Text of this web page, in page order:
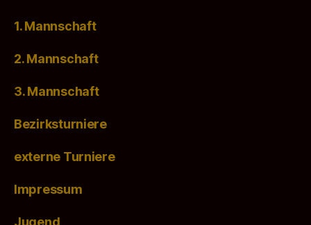
1. Mannschaft
2. Mannschaft
3. Mannschaft
Bezirksturniere
externe Turniere
Impressum
Jugend